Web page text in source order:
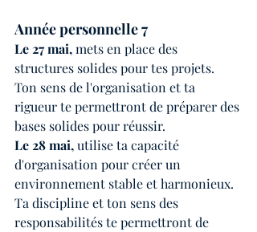
Année personnelle 7
Le 27 mai, mets en place des
structures solides pour tes projets.
Ton sens de l'organisation et ta
rigueur te permettront de préparer des
bases solides pour réussir.
Le 28 mai, utilise ta capacité
d'organisation pour créer un
environnement stable et harmonieux.
Ta discipline et ton sens des
responsabilités te permettront de